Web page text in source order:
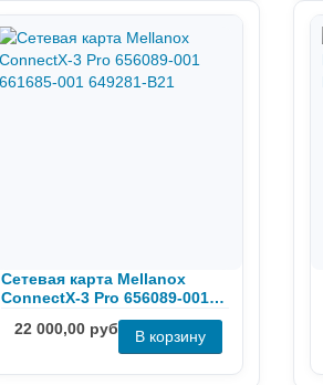
Сетевая карта Mellanox
ConnectX-3 Pro 656089-001
661685-001 649281-B21
22 000,00 руб